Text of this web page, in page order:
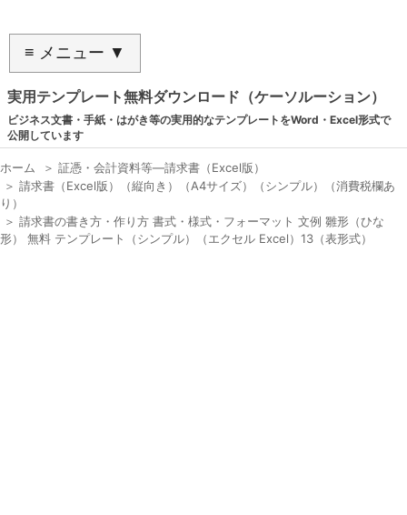
≡ メニュー ▼
実用テンプレート無料ダウンロード（ケーソルーション）
ビジネス文書・手紙・はがき等の実用的なテンプレートをWord・Excel形式で
公開しています
ホーム ＞ 証憑・会計資料等―請求書（Excel版）
＞ 請求書（Excel版）（縦向き）（A4サイズ）（シンプル）（消費税欄あ
り）
＞ 請求書の書き方・作り方 書式・様式・フォーマット 文例 雛形（ひな
形） 無料 テンプレート（シンプル）（エクセル Excel）13（表形式）